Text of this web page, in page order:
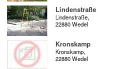
Lindenstraße
Lindenstraße,
22880 Wedel
Kronskamp
Kronskamp,
22880 Wedel